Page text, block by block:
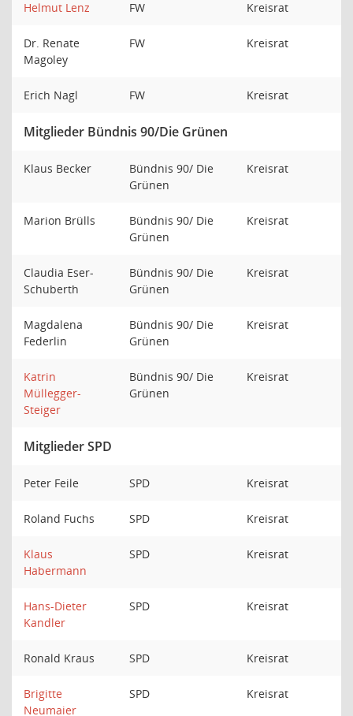
Helmut Lenz FW Kreisrat
Dr. Renate
Magoley
FW Kreisrat
Erich Nagl FW Kreisrat
Mitglieder Bündnis 90/Die Grünen
Klaus Becker
Bündnis 90/ Die
Grünen
Kreisrat
Marion Brülls
Bündnis 90/ Die
Grünen
Kreisrat
Claudia Eser-
Schuberth
Bündnis 90/ Die
Grünen
Kreisrat
Magdalena
Federlin
Bündnis 90/ Die
Grünen
Kreisrat
Katrin
Müllegger-
Steiger
Bündnis 90/ Die
Grünen
Kreisrat
Mitglieder SPD
Peter Feile SPD Kreisrat
Roland Fuchs SPD Kreisrat
Klaus
Habermann
SPD Kreisrat
Hans-Dieter
Kandler
SPD Kreisrat
Ronald Kraus SPD Kreisrat
Brigitte
Neumaier
SPD Kreisrat